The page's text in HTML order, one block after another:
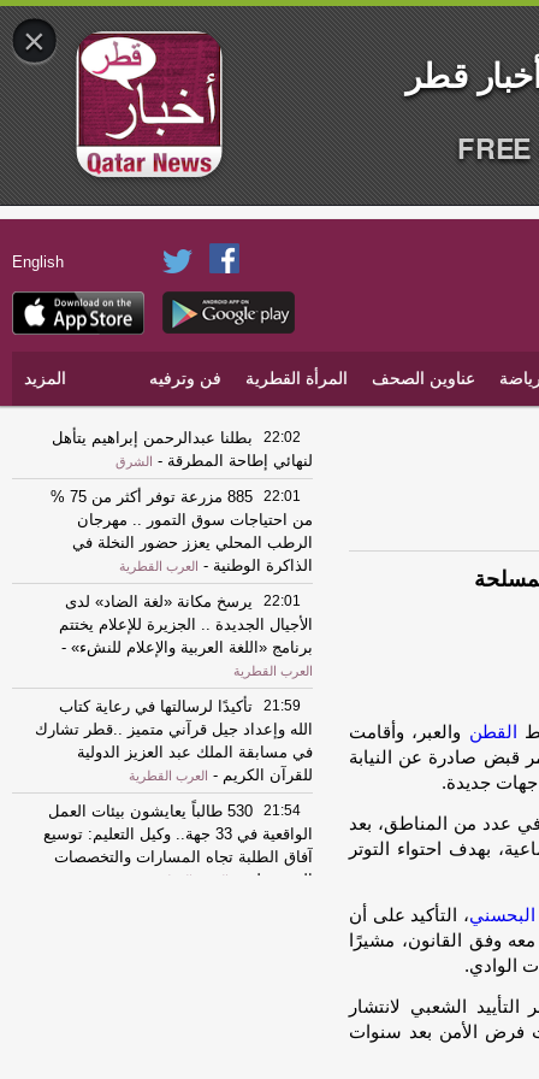
English
عناوين الصحف المرأة القطرية فن وترفيه المزيد
القطن والعبر، وأقامت
قبض صادرة عن النيابة
جديدة.
عدد من المناطق، بعد
بهدف احتواء التوتر
، التأكيد على أن
وفق القانون، مشيرًا
الوادي.
الشعبي لانتشار
فرض الأمن بعد سنوات
22:02
بطلنا عبدالرحمن إبراهيم يتأهل
لنهائي إطاحة المطرقة - الشرق
22:01
885 مزرعة توفر أكثر من 75 %
من احتياجات سوق التمور .. مهرجان
الرطب المحلي يعزز حضور النخلة في
الذاكرة الوطنية - العرب القطرية
22:01
يرسخ مكانة «لغة الضاد» لدى
الأجيال الجديدة .. الجزيرة للإعلام يختتم
برنامج «اللغة العربية والإعلام للنشء» -
العرب القطرية
21:59
تأكيدًا لرسالتها في رعاية كتاب
الله وإعداد جيل قرآني متميز ..قطر تشارك
في مسابقة الملك عبد العزيز الدولية
للقرآن الكريم - العرب القطرية
21:54
530 طالباً يعايشون بيئات العمل
الواقعية في 33 جهة.. وكيل التعليم: توسيع
آفاق الطلبة تجاه المسارات والتخصصات
المستقبلية
×